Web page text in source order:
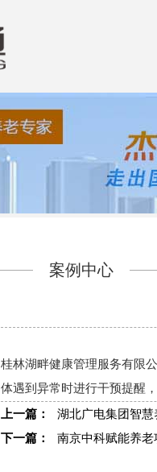
案例中心
桂林湖畔健康管理服务有限
体遇到异常时进行干预提醒
上一篇：
湖北广电集团智慧
下一篇：
南京中科赋能养老